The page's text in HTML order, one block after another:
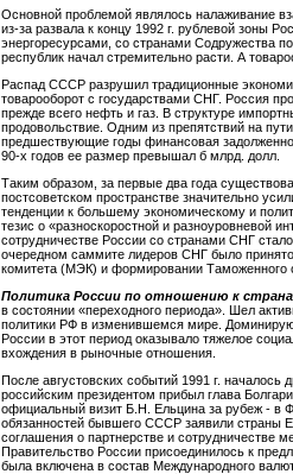
Основной проблемой являлось налаживание
из-за развала к концу 1992 г. рублевой зоны
энергоресурсами, со странами Содружества
республик начал стремительно расти. А
Распад СССР разрушил традиционные
товарооборот с государствами СНГ. Россия
прежде всего нефть и газ. В структуре
продовольствие. Одним из препятствий на
предшествующие годы финансовая
90-х годов ее размер превышал б млрд. долл.
Таким образом, за первые два года
постсоветском пространстве значительно
тенденции к большему экономическому и
тезис о «разноскоростной и разноуровневой
сотрудничестве России со странами СНГ
очередном саммите лидеров СНГ было
комитета (МЭК) и формировании Таможенного
Политика России по отношению к
в состоянии «переходного периода». Шел
политики РФ в изменившемся мире.
России в этот период оказывало тяжелое
вхождения в рыночные отношения.
После августовских событий 1991 г. началось
российским президентом прибыл глава
официальный визит Б.Н. Ельцина за рубеж - в
обязанностей бывшего СССР заявили страны
соглашения о партнерстве и сотрудничестве
Правительство России присоединилось к
была включена в состав Международного